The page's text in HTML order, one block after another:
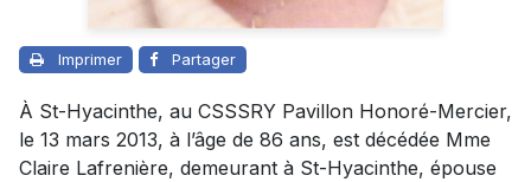
Imprimer Partager
À St-Hyacinthe, au CSSSRY Pavillon Honoré-Mercier,
le 13 mars 2013, à l’âge de 86 ans, est décédée Mme
Claire Lafrenière, demeurant à St-Hyacinthe, épouse